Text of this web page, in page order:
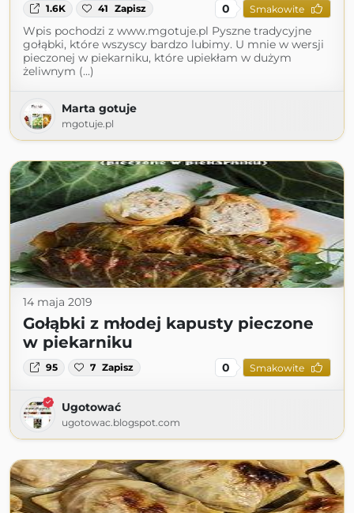
1.6K 41 Zapisz 0 Smakowite
Wpis pochodzi z www.mgotuje.pl Pyszne tradycyjne
gołąbki, które wszyscy bardzo lubimy. U mnie w wersji
pieczonej w piekarniku, które upiekłam w dużym
żeliwnym (...)
Marta gotuje
mgotuje.pl
14 maja 2019
Gołąbki z młodej kapusty pieczone
w piekarniku
95 7 Zapisz 0 Smakowite
Ugotować
ugotowac.blogspot.com